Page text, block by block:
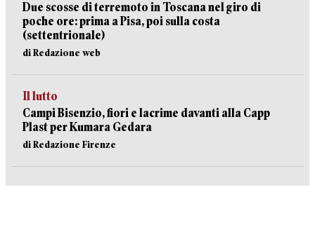
Due scosse di terremoto in Toscana nel giro di
poche ore: prima a Pisa, poi sulla costa
(settentrionale)
di Redazione web
Il lutto
Campi Bisenzio, fiori e lacrime davanti alla Capp
Plast per Kumara Gedara
di Redazione Firenze